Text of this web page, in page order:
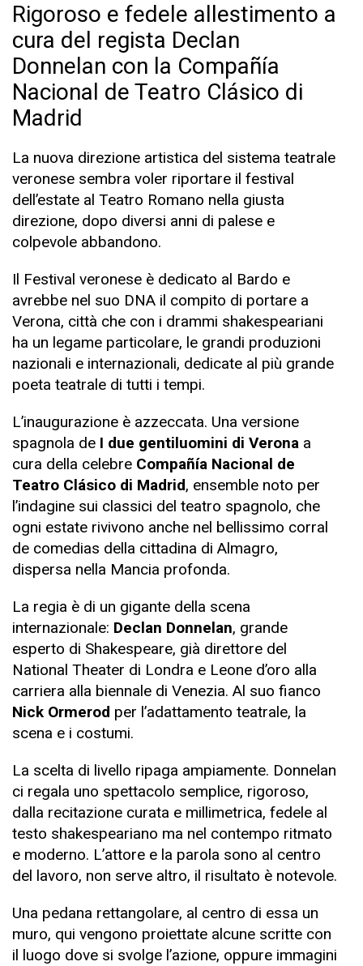
Rigoroso e fedele allestimento a
cura del regista Declan
Donnelan con la Compañía
Nacional de Teatro Clásico di
Madrid
La nuova direzione artistica del sistema teatrale
veronese sembra voler riportare il festival
dell’estate al Teatro Romano nella giusta
direzione, dopo diversi anni di palese e
colpevole abbandono.
Il Festival veronese è dedicato al Bardo e
avrebbe nel suo DNA il compito di portare a
Verona, città che con i drammi shakespeariani
ha un legame particolare, le grandi produzioni
nazionali e internazionali, dedicate al più grande
poeta teatrale di tutti i tempi.
L’inaugurazione è azzeccata. Una versione
spagnola de I due gentiluomini di Verona a
cura della celebre Compañía Nacional de
Teatro Clásico di Madrid, ensemble noto per
l’indagine sui classici del teatro spagnolo, che
ogni estate rivivono anche nel bellissimo corral
de comedias della cittadina di Almagro,
dispersa nella Mancia profonda.
La regia è di un gigante della scena
internazionale: Declan Donnelan, grande
esperto di Shakespeare, già direttore del
National Theater di Londra e Leone d’oro alla
carriera alla biennale di Venezia. Al suo fianco
Nick Ormerod per l’adattamento teatrale, la
scena e i costumi.
La scelta di livello ripaga ampiamente. Donnelan
ci regala uno spettacolo semplice, rigoroso,
dalla recitazione curata e millimetrica, fedele al
testo shakespeariano ma nel contempo ritmato
e moderno. L’attore e la parola sono al centro
del lavoro, non serve altro, il risultato è notevole.
Una pedana rettangolare, al centro di essa un
muro, qui vengono proiettate alcune scritte con
il luogo dove si svolge l’azione, oppure immagini